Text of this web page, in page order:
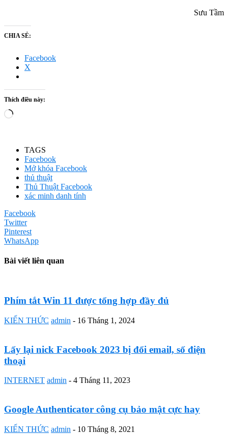
Sưu Tầm
CHIA SẺ:
Facebook
X
Thích điều này:
Đang
TAGS
Facebook
Mở khóa Facebook
thủ thuật
Thủ Thuật Facebook
xác minh danh tính
Facebook
Twitter
Pinterest
WhatsApp
Bài viết liên quan
Phím tắt Win 11 được tổng hợp đầy đủ
KIẾN THỨC admin - 16 Tháng 1, 2024
Lấy lại nick Facebook 2023 bị đổi email, số điện
thoại
INTERNET admin - 4 Tháng 11, 2023
Google Authenticator công cụ bảo mật cực hay
KIẾN THỨC admin - 10 Tháng 8, 2021